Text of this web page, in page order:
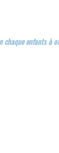
chaque enfants à